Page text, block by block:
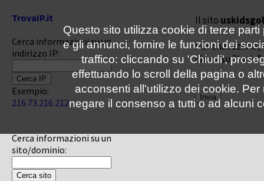
TrovaIP.it
Cerca informazioni su un
indirizzo IP:
Esempio:
216.73.216.212
Cerca informazioni su un
sito/dominio:
Il sito
Per
clicca su "Invia"
Questo sito utilizza cookie di terze
e gli annunci, fornire le funzioni dei
traffico: cliccando su 'Chiudi',
effettuando lo scroll della pagina o
acconsenti all'utilizzo dei cookie.
negare il consenso a tutti o ad alcuni